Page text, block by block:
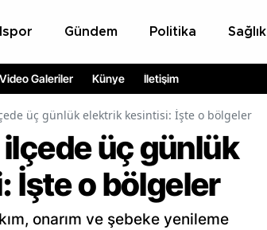
Gündem Politika Sağlık
Video Galeriler Künye İletişim
üç günlük elektrik kesintisi: İşte o bölgeler
ilçede üç günlük
İşte o bölgeler
onarım ve şebeke yenileme